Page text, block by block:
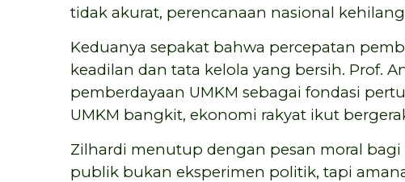
tidak akurat, perencanaan nasional
Keduanya sepakat bahwa percepatan
keadilan dan tata kelola yang bersih. Prof.
pemberdayaan UMKM sebagai fondasi
UMKM bangkit, ekonomi rakyat ikut
Zilhardi menutup dengan pesan moral
publik bukan eksperimen politik, tapi